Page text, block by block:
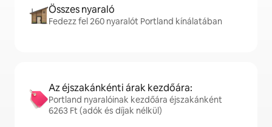
Összes nyaraló
Fedezz fel 260 nyaralót Portland kínálatában
Az éjszakánkénti árak kezdőára:
Portland nyaralóinak kezdőára éjszakánként
6263 Ft (adók és díjak nélkül)